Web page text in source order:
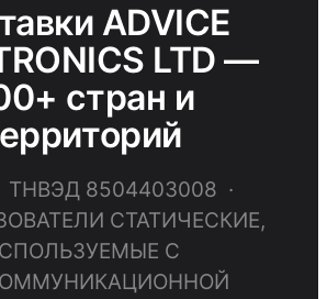
ADVICE
LTD —
стран и
ТНВЭД 8504403008 ·
СТАТИЧЕСКИЕ,
С